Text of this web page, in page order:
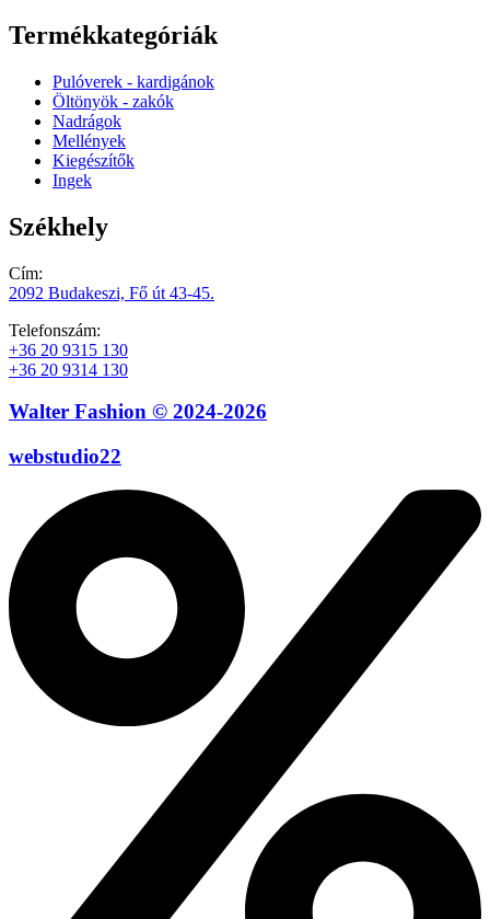
Termékkategóriák
Pulóverek - kardigánok
Öltönyök - zakók
Nadrágok
Mellények
Kiegészítők
Ingek
Székhely
Cím:
2092 Budakeszi, Fő út 43-45.
Telefonszám:
+36 20 9315 130
+36 20 9314 130
Walter Fashion © 2024-2026
webstudio22